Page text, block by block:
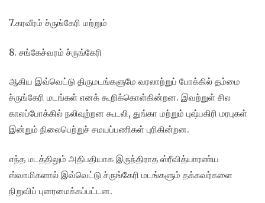
7.கரவீரம் ச்ருங்கேரி மற்றும்
8. சங்கேச்வரம் ச்ருங்கேரி
ஆகிய இவ்வெட்டு திருமடங்களுமே வரலாற்றுப் போக்கில் தம்மை
ச்ருங்கேரி மடங்கள் எனக் கூறிக்கொள்கின்றன. இவற்றுள் சில
காலப்போக்கில் நலிவுற்றன கூடலி, துங்கா மற்றும் புஷ்பகிரி மரபுகள்
இன்றும் நிலைபெற்றுச் சமயப்பணிகள் புரிகின்றன.
எந்த மடத்திலும் அதிபதியாக இருந்திராத ஸ்ரீவித்யாரண்ய
ஸ்வாமிகளால் இவ்வெட்டு ச்ருங்கேரி மடங்களும் தக்கவர்களை
நிறுவிப் புனரமைக்கப்பட்டன.